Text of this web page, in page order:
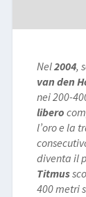
Nel2004,
van den
nei 200-
libero
l’oro e la
diventa il
Titmus
400 metri